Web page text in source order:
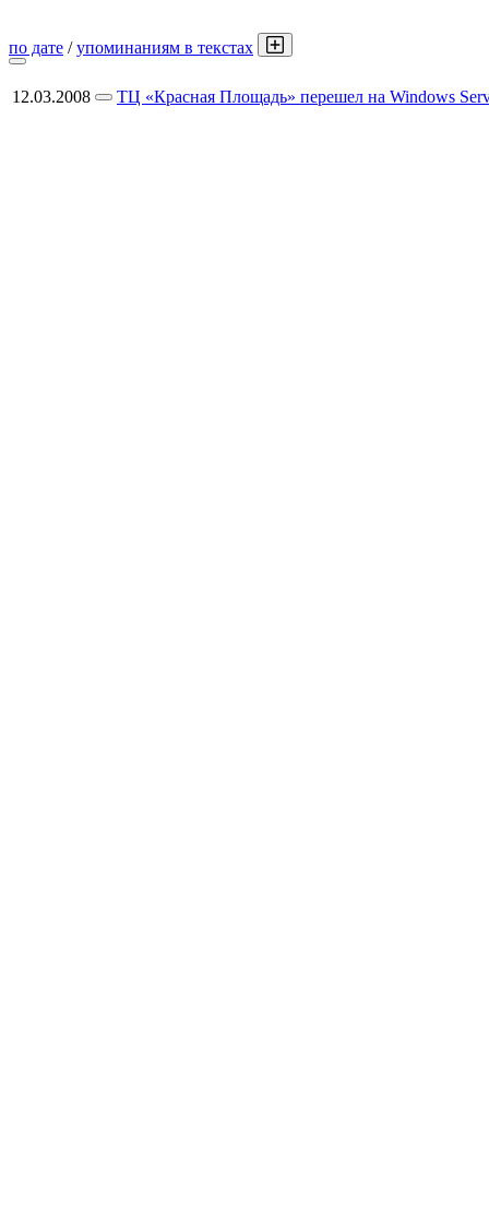
по дате /упоминаниям в текстах
12.03.2008 ТЦ «Красная Площадь» перешел на Windows